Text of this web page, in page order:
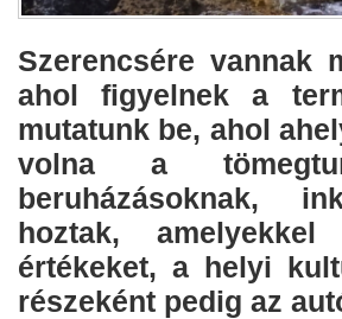
​Szerencsére vannak
ahol figyelnek a
mutatunk be, ahol
volna a
beruházásoknak,
hoztak,
értékeket, a helyi
részeként pedig az